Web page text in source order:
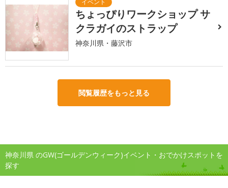
ちょっぴりワークショップ サ
クラガイのストラップ
神奈川県・藤沢市
閲覧履歴をもっと見る
神奈川県 のGW(ゴールデンウィーク)イベント・おでかけスポットを
探す